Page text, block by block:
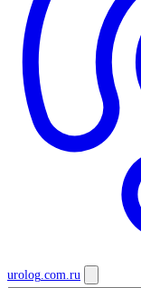
urolog.com.ru